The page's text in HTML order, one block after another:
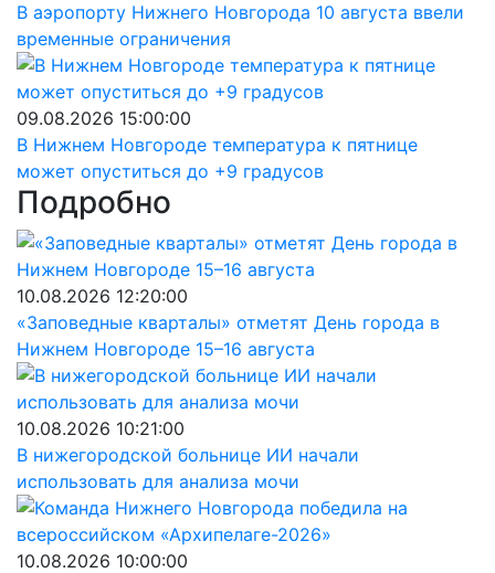
В аэропорту Нижнего Новгорода 10 августа ввели
временные ограничения
09.08.2026 15:00:00
В Нижнем Новгороде температура к пятнице
может опуститься до +9 градусов
Подробно
10.08.2026 12:20:00
«Заповедные кварталы» отметят День города в
Нижнем Новгороде 15–16 августа
10.08.2026 10:21:00
В нижегородской больнице ИИ начали
использовать для анализа мочи
10.08.2026 10:00:00